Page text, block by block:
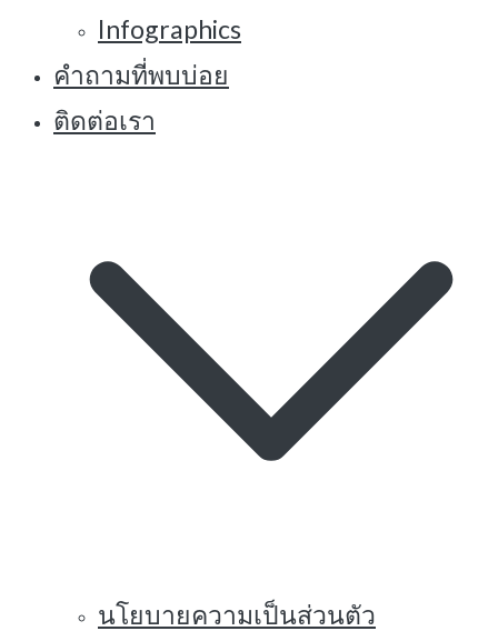
Infographics
คำถามที่พบบ่อย
ติดต่อเรา
นโยบายความเป็นส่วนตัว